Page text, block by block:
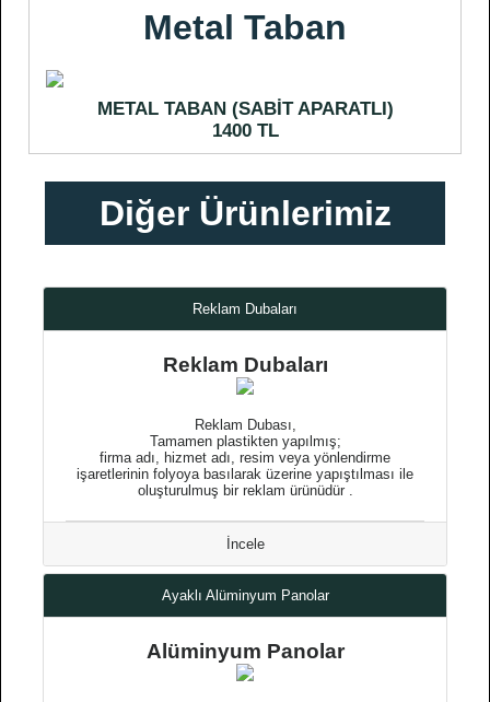
Metal Taban
METAL TABAN (SABİT APARATLI)
1400 TL
Diğer Ürünlerimiz
Reklam Dubaları
Reklam Dubaları
Reklam Dubası,
Tamamen plastikten yapılmış;
firma adı, hizmet adı, resim veya yönlendirme
işaretlerinin folyoya basılarak üzerine yapıştılması ile
oluşturulmuş bir reklam ürünüdür .
İncele
Ayaklı Alüminyum Panolar
Alüminyum Panolar